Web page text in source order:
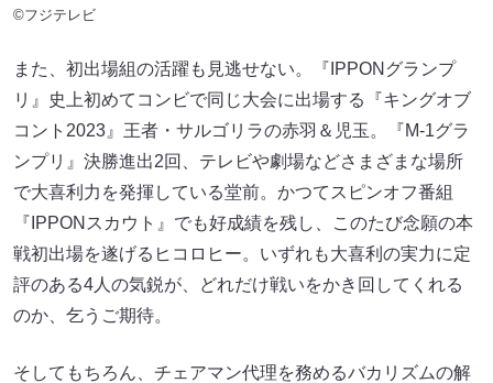
©フジテレビ
また、初出場組の活躍も見逃せない。『IPPONグランプ
リ』史上初めてコンビで同じ大会に出場する『キングオブ
コント2023』王者・サルゴリラの赤羽＆児玉。『M-1グラ
ンプリ』決勝進出2回、テレビや劇場などさまざまな場所
で大喜利力を発揮している堂前。かつてスピンオフ番組
『IPPONスカウト』でも好成績を残し、このたび念願の本
戦初出場を遂げるヒコロヒー。いずれも大喜利の実力に定
評のある4人の気鋭が、どれだけ戦いをかき回してくれる
のか、乞うご期待。
そしてもちろん、チェアマン代理を務めるバカリズムの解